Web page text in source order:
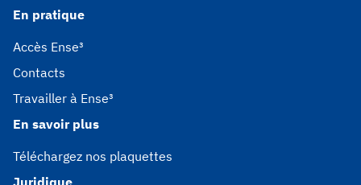
En pratique
Accès Ense³
Contacts
Travailler à Ense³
En savoir plus
Téléchargez nos plaquettes
Juridique